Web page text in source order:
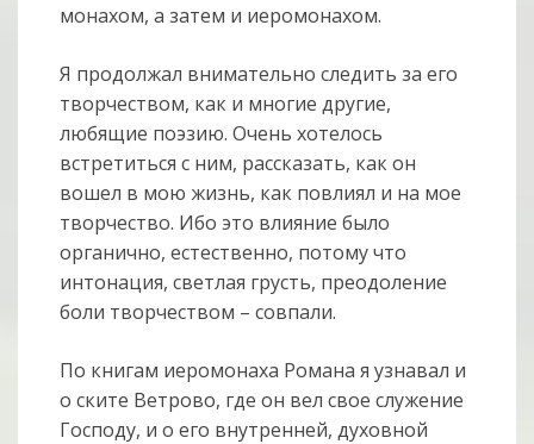
монахом, а затем и иеромонахом.
Я продолжал внимательно следить за его
творчеством, как и многие другие,
любящие поэзию. Очень хотелось
встретиться с ним, рассказать, как он
вошел в мою жизнь, как повлиял и на мое
творчество. Ибо это влияние было
органично, естественно, потому что
интонация, светлая грусть, преодоление
боли творчеством – совпали.
По книгам иеромонаха Романа я узнавал и
о ските Ветрово, где он вел свое служение
Господу, и о его внутренней, духовной